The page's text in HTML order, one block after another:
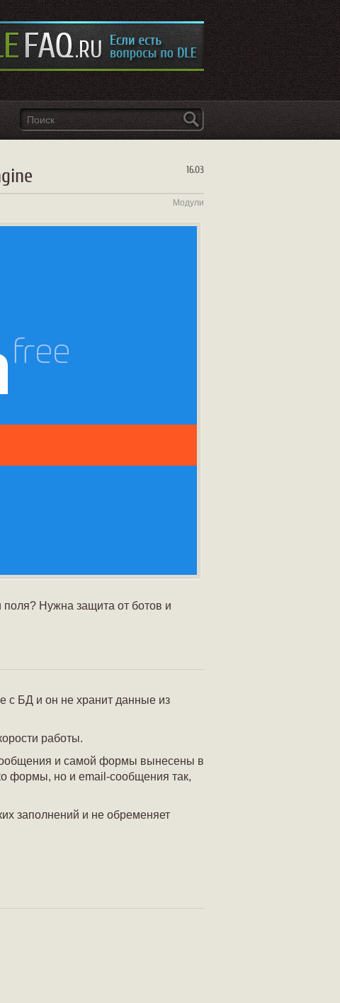
16.03
Модули
Нужна защита от ботов и
с БД и он не хранит данные из
работы.
и самой формы вынесены в
формы, но и email-сообщения так,
заполнений и не обременяет